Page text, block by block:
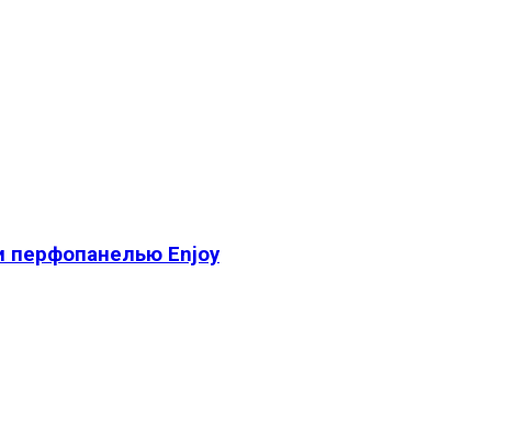
перфопанелью Enjoy